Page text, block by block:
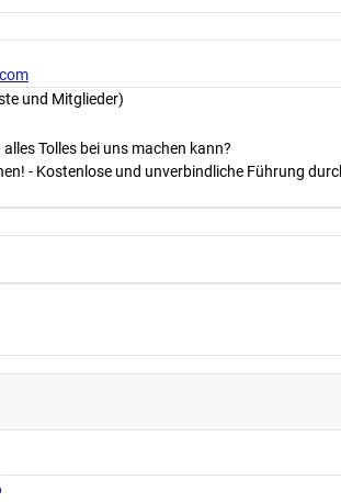
und Mitglieder)
Tolles bei uns machen kann?
- Kostenlose und unverbindliche Führung